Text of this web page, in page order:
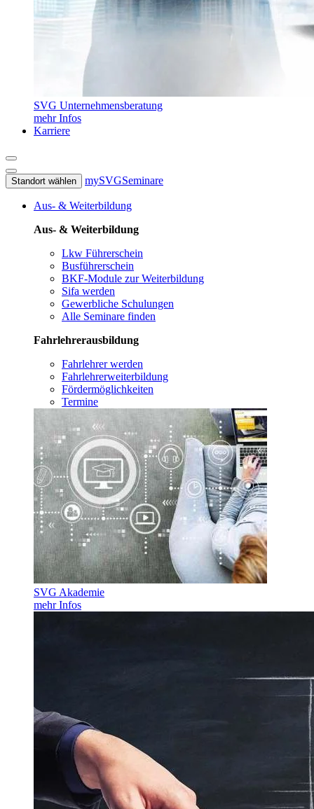
SVG Unternehmensberatung
mehr Infos
Karriere
Standort wählen mySVGSeminare
Aus- & Weiterbildung
Aus- & Weiterbildung
Lkw Führerschein
Busführerschein
BKF-Module zur Weiterbildung
Sifa werden
Gewerbliche Schulungen
Alle Seminare finden
Fahrlehrerausbildung
Fahrlehrer werden
Fahrlehrerweiterbildung
Fördermöglichkeiten
Termine
SVG Akademie
mehr Infos